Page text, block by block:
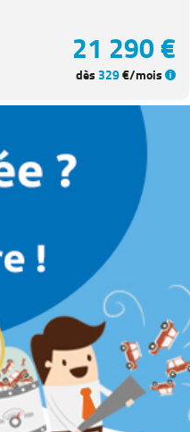
21 290 €
dès329€/mois